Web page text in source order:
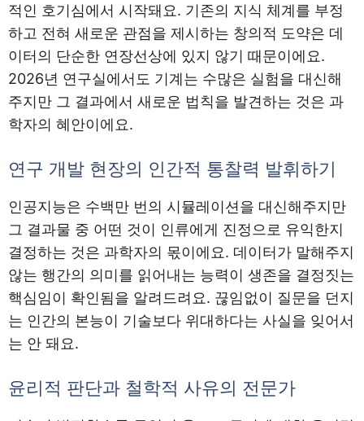
적인 호기심에서 시작돼요. 기존의 지식 체계를 부정
하고 전혀 새로운 관점을 제시하는 창의적 도약은 데
이터의 단순한 연장선상에 있지 않기 때문이에요.
2026년 연구실에서도 기계는 수많은 실험을 대신해
주지만 그 결과에서 새로운 법칙을 발견하는 것은 과
학자의 혜안이에요.
연구 개발 현장의 인간적 통찰력 발휘하기
인공지능은 수백만 번의 시뮬레이션을 대신해주지만
그 결과물 중 어떤 것이 인류에게 진정으로 유익한지
결정하는 것은 과학자의 몫이에요. 데이터가 말해주지
않는 행간의 의미를 읽어내는 능력이 생존을 결정짓는
핵심임이 확인됨을 알려드려요. 끊임없이 질문을 던지
는 인간의 본능이 기술보다 위대하다는 사실을 잊어서
는 안 돼요.
윤리적 판단과 철학적 사유의 전문가